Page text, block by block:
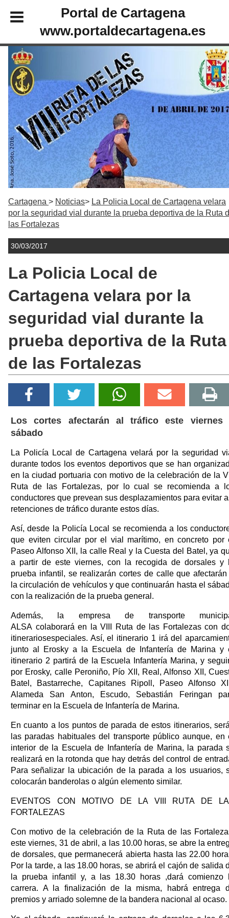
Portal de Cartagena
www.portaldecartagena.es
Cartagena Noticias
La Policia Local de Cartagena velara
por la seguridad vial durante la prueba deportiva de la Ruta
las Fortalezas
30/03/2017
La Policia Local de
Cartagena velara por la
seguridad vial durante la
prueba deportiva de la Ruta
de las Fortalezas
Los cortes afectarán al tráfico este viernes
sábado
La Policía Local de Cartagena velará por la seguridad
durante todos los eventos deportivos que se han
en la ciudad portuaria con motivo de la celebración de la
Ruta de las Fortalezas, por lo cual se recomienda a
conductores que prevean sus desplazamientos para evitar
retenciones de tráfico durante estos días.
Así, desde la Policía Local se recomienda a los
que eviten circular por el vial marítimo, en concreto por
Paseo Alfonso XII, la calle Real y la Cuesta del Batel, ya
a partir de este viernes, con la recogida de dorsales y
prueba infantil, se realizarán cortes de calle que afectarán
la circulación de vehículos y que continuarán hasta el
con la realización de la prueba general.
Además, la empresa de transporte
ALSA colaborará en la VIII Ruta de las Fortalezas con
itinerariosespeciales. Así, el itinerario 1 irá del
junto al Erosky a la Escuela de Infantería de Marina y
itinerario 2 partirá de la Escuela Infantería Marina, y
por Erosky, calle Peroniño, Pío XII, Real, Alfonso XII,
Batel, Bastarreche, Capitanes Ripoll, Paseo Alfonso
Alameda San Anton, Escudo, Sebastián Feringan
terminar en la Escuela de Infantería de Marina.
En cuanto a los puntos de parada de estos itinerarios,
las paradas habituales del transporte público aunque, en
interior de la Escuela de Infantería de Marina, la parada
realizará en la rotonda que hay detrás del control de
Para señalizar la ubicación de la parada a los usuarios,
colocarán banderolas o algún elemento similar.
EVENTOS CON MOTIVO DE LA VIII RUTA DE
FORTALEZAS
Con motivo de la celebración de la Ruta de las
este viernes, 31 de abril, a las 10.00 horas, se abre la
de dorsales, que permanecerá abierta hasta las 22.00
Por la tarde, a las 18.00 horas, se abrirá el cajón de salida
la prueba infantil y, a las 18.30 horas ,dará comienzo
carrera. A la finalización de la misma, habrá entrega
premios y arriado solemne de la bandera nacional al ocaso.